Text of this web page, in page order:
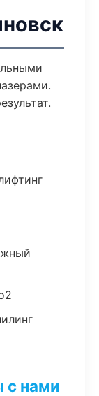
с нами